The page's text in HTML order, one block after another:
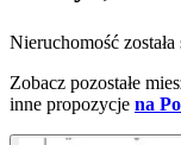
Nieruchomość została
Zobacz pozostałe
inne propozycje na